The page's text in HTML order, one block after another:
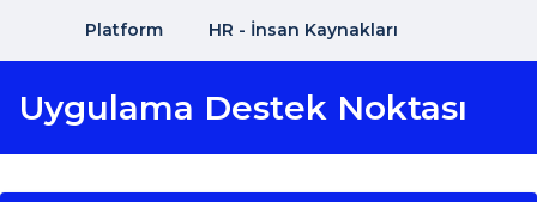
Platform HR - İnsan Kaynakları
Uygulama Destek Noktası